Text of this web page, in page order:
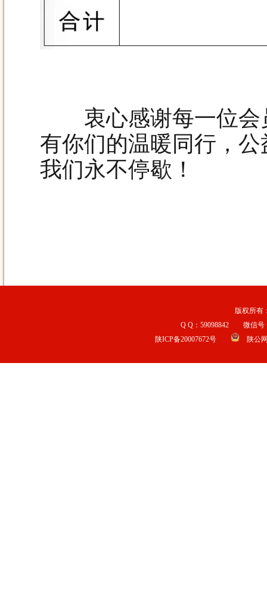
衷心感谢每一位会
有你们的温暖同行，
我们永不停歇！
版权所有
Q Q：59098842 微信号
陕ICP备20007672号
陕公